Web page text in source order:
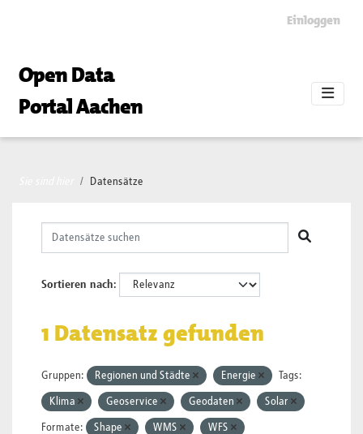
Einloggen
Open Data
Portal Aachen
Datensätze
Sortieren nach
1 Datensatz gefunden
Gruppen: Regionen und Städte Energie Tags:
Klima Geoservice Geodaten Solar
Formate: Shape WMS WFS